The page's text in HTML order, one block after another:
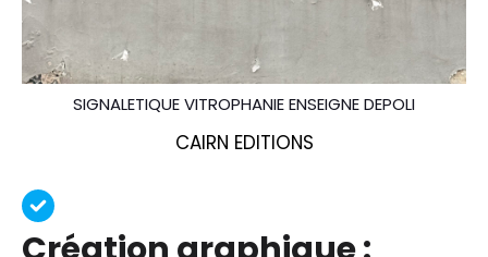
SIGNALETIQUE VITROPHANIE ENSEIGNE DEPOLI
CAIRN EDITIONS